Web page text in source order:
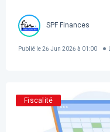
SPF Finances
Publié le26 Jun 2026 à 01:00
Fiscalité